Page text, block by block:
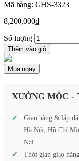
Mã hàng: GHS-3323
8,200,000₫
Số lượng
Thêm vào giỏ
Mua ngay
XƯỞNG MỘC -
Giao hàng & lắp
Hà Nội, Hồ Chí
Nai.
Thời gian giao